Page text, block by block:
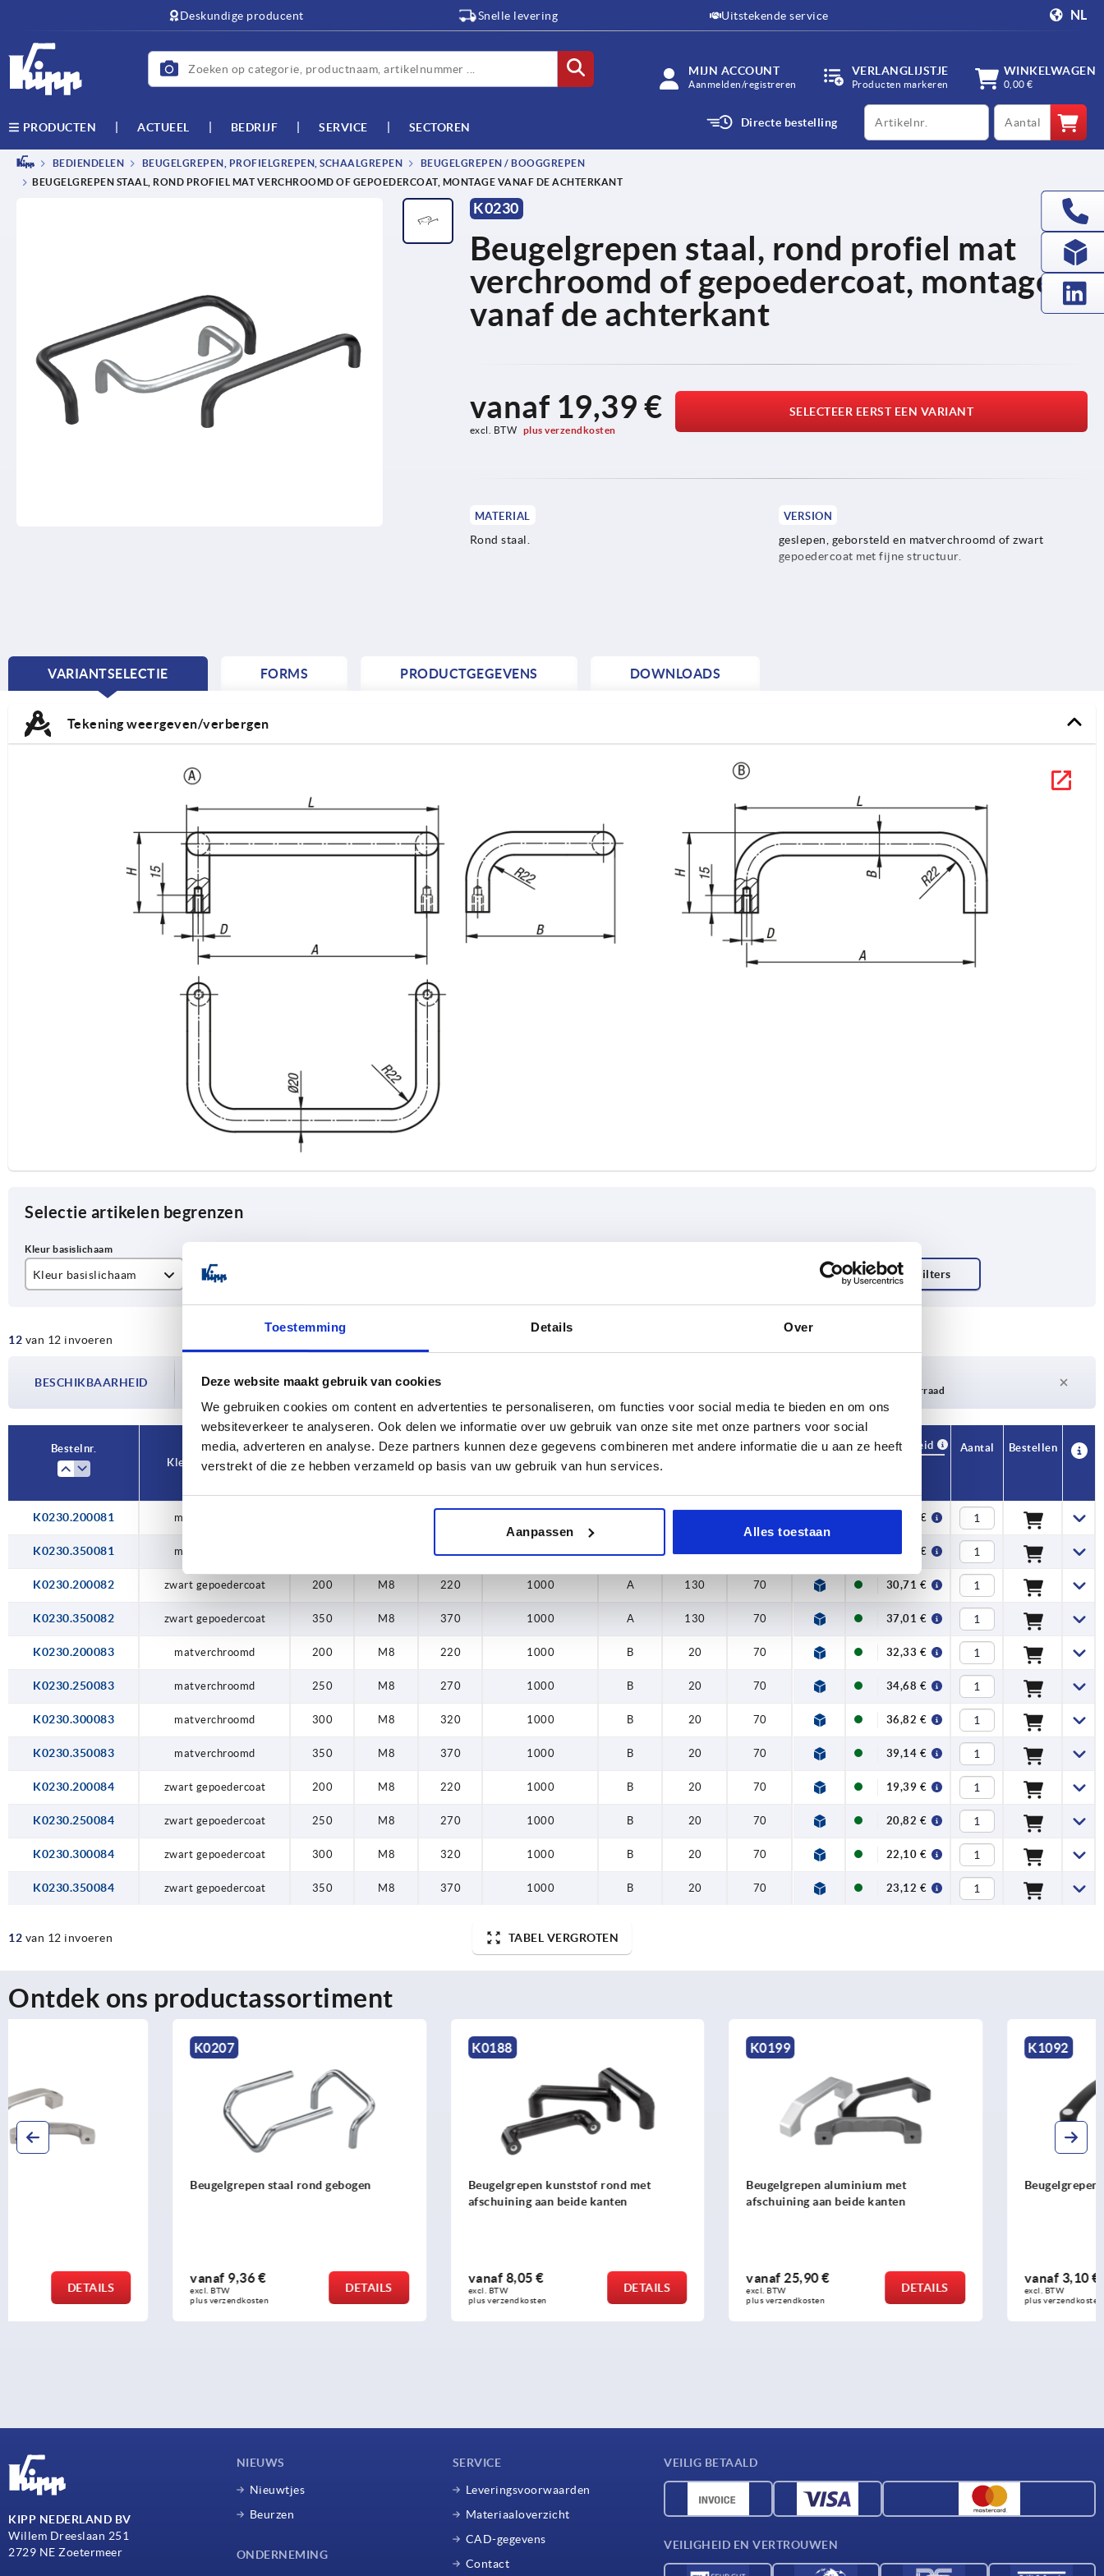
Toestemming Details Over
Deze website maakt gebruik van cookies
We gebruiken cookies om content en advertenties te personaliseren, om functies voor social media te bieden en om ons
websiteverkeer te analyseren. Ook delen we informatie over uw gebruik van onze site met onze partners voor social
media, adverteren en analyse. Deze partners kunnen deze gegevens combineren met andere informatie die u aan ze heeft
verstrekt of die ze hebben verzameld op basis van uw gebruik van hun services.
Aanpassen Alles toestaan
Deskundige producent Snelle levering Uitstekende service NL
MIJN ACCOUNT
Aanmelden/registreren
VERLANGLIJSTJE
Producten markeren
WINKELWAGEN
0,00 €
PRODUCTEN ACTUEEL BEDRIJF SERVICE SECTOREN Directe bestelling
productCode qty
BEDIENDELEN BEUGELGREPEN, PROFIELGREPEN, SCHAALGREPEN
BEUGELGREPEN / BOOGGREPEN
BEUGELGREPEN STAAL, ROND PROFIEL MAT VERCHROOMD OF GEPOEDERCOAT, MONTAGE VANAF DE ACHTERKANT
K0230
Beugelgrepen staal, rond profiel mat
verchroomd of gepoedercoat, montage
vanaf de achterkant
vanaf 19,39 €
excl. BTW plus verzendkosten
SELECTEER EERST EEN VARIANT
MATERIAL
Rond staal.
VERSION
geslepen, geborsteld en matverchroomd of zwart
gepoedercoat met fijne structuur.
VARIANTSELECTIE
CURRENT
FORMS PRODUCTGEGEVENS DOWNLOADS
Tekening weergeven/verbergen
Selectie artikelen begrenzen
Kleur basislichaam
zwart gepoedercoat
200
300
350
M8 220
370
1000
12 van 12 invoeren
BESCHIKBAARHEID
bijgewerkt. In de laatste stap voordat je je bestelling afrondt, word je geïnformeerd
Momenteel niet op voorraad
Bestelnr.
Kleur basislichaam
A D L Draagkracht N Vorm
CAD
Beschikbaarheid
Aantal Bestellen
K0230.200081 matverchroomd 38,25 €
K0230.350081 matverchroomd 46,37 €
K0230.200082 zwart gepoedercoat 200 M8 220 1000 A 130 70 30,71 €
K0230.350082 zwart gepoedercoat 350 M8 370 1000 A 130 70 37,01 €
K0230.200083 matverchroomd 200 M8 220 1000 B 20 70 32,33 €
K0230.250083 matverchroomd 250 M8 270 1000 B 20 70 34,68 €
K0230.300083 matverchroomd 300 M8 320 1000 B 20 70 36,82 €
K0230.350083 matverchroomd 350 M8 370 1000 B 20 70 39,14 €
K0230.200084 zwart gepoedercoat 200 M8 220 1000 B 20 70 19,39 €
K0230.250084 zwart gepoedercoat 250 M8 270 1000 B 20 70 20,82 €
K0230.300084 zwart gepoedercoat 300 M8 320 1000 B 20 70 22,10 €
K0230.350084 zwart gepoedercoat 350 M8 370 1000 B 20 70 23,12 €
12 van 12 invoeren TABEL VERGROTEN
Ontdek ons productassortiment
Beugelgrepen staal rond gebogen
vanaf
plus verzendkosten
DETAILS
Beugelgrepen kunststof rond met
vanaf
plus verzendkosten
DETAILS
Beugelgrepen aluminium met
afschuining aan beide kanten
vanaf
plus verzendkosten
DETAILS
Beugelgrepen
vanaf
plus verzendkosten
DETAILS
KIPP NEDERLAND BV
Willem Dreeslaan 251
2729 NE Zoetermeer
NIEUWS
Nieuwtjes
Beurzen
ONDERNEMING
SERVICE
Leveringsvoorwaarden
Materiaaloverzicht
CAD-gegevens
Contact
VEILIG BETAALD
VEILIGHEID EN VERTROUWEN